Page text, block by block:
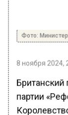
Фото:
8 ноября 2024,
Британский
партии